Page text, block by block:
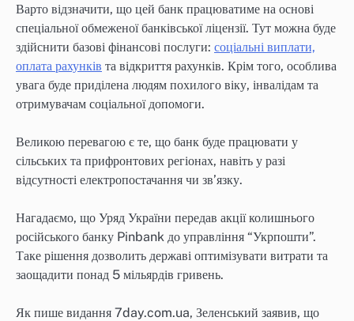
Варто відзначити, що цей банк працюватиме на основі
спеціальної обмеженої банківської ліцензії. Тут можна буде
здійснити базові фінансові послуги: соціальні виплати,
оплата рахунків та відкриття рахунків. Крім того, особлива
увага буде приділена людям похилого віку, інвалідам та
отримувачам соціальної допомоги.
Великою перевагою є те, що банк буде працювати у
сільських та прифронтових регіонах, навіть у разі
відсутності електропостачання чи зв’язку.
Нагадаємо, що Уряд України передав акції колишнього
російського банку Pinbank до управління “Укрпошти”.
Таке рішення дозволить державі оптимізувати витрати та
заощадити понад 5 мільярдів гривень.
Як пише видання 7day.com.ua, Зеленський заявив, що